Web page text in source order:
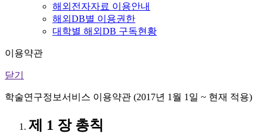
해외전자자료 이용안내
해외DB별 이용권한
대학별 해외DB 구독현황
이용약관
닫기
학술연구정보서비스 이용약관 (2017년 1월 1일 ~ 현재 적용)
제 1 장 총칙